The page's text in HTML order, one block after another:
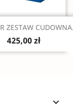
Szybki podgląd
ZESTAW
425,00 zł
